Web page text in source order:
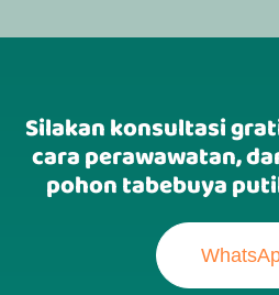
Silakan konsultasi
cara perawawatan,
pohon tabebuya